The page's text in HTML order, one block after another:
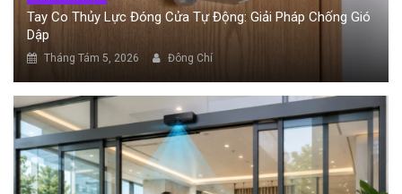
Tay Co Thủy Lực Đóng Cửa Tự Động: Giải Pháp Chống Gió
Dập
Tháng Tám 5, 2026 Đông Chí